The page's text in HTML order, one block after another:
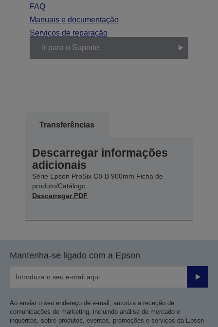
FAQ
Manuais e documentação
Serviços de reparação
Ir para o Suporte
Transferências
Descarregar informações
adicionais
Série Epson ProSix C8-B 900mm Ficha de
produto/Catálogo
Descarregar PDF
Mantenha-se ligado com a Epson
Enviar
Ao enviar o seu endereço de e-mail, autoriza a receção de
comunicações de marketing, incluindo análise de mercado e
inquéritos, sobre produtos, eventos, promoções e serviços da Epson